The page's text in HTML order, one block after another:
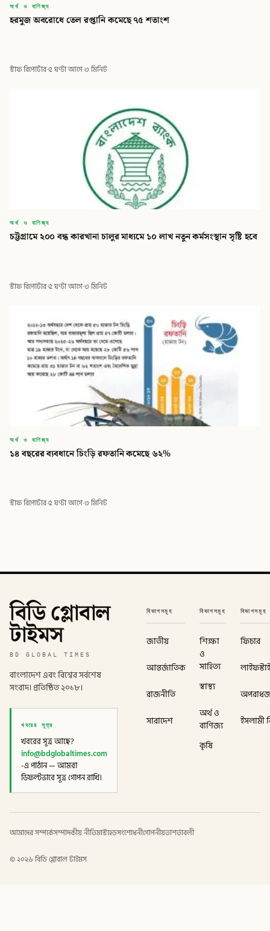
অর্থ ও বাণিজ্য
হরমুজ অবরোধে তেল রপ্তানি কমেছে ৭৫ শতাংশ
স্টাফ রিপোর্টার·৫ ঘণ্টা আগে·৩ মিনিট
অর্থ ও বাণিজ্য
চট্টগ্রামে ২০০ বন্ধ কারখানা চালুর মাধ্যমে ১০ লাখ নতুন কর্মসংস্থান সৃষ্টি হবে
স্টাফ রিপোর্টার·৫ ঘণ্টা আগে·৩ মিনিট
অর্থ ও বাণিজ্য
১৪ বছরের ব্যবধানে চিংড়ি রফতানি কমেছে ৬২%
স্টাফ রিপোর্টার·৫ ঘণ্টা আগে·৩ মিনিট
বিডি গ্লোবাল
টাইমস
BD GLOBAL TIMES
বাংলাদেশ এবং বিশ্বের সর্বশেষ
সংবাদ। প্রতিষ্ঠিত ২০১৮।
খবরের সূত্র
খবরের সূত্র আছে?
info@bdglobaltimes.com
-এ পাঠান — আমরা
ডিফল্টভাবে সূত্র গোপন রাখি।
বিভাগসমূহ
জাতীয়
আন্তর্জাতিক
রাজনীতি
সারাদেশ
বিভাগসমূহ
শিক্ষা
ও
সাহিত্য
স্বাস্থ্য
অর্থ ও
বাণিজ্য
কৃষি
বিভাগসমূহ
ফিচার
ইসলামী
আমাদের সম্পর্কেসম্পাদকীয় নীতিমাস্টহেডসংশোধনীগোপনীয়তাশর্তাবলী
©২০২৬ বিডি গ্লোবাল টাইমস